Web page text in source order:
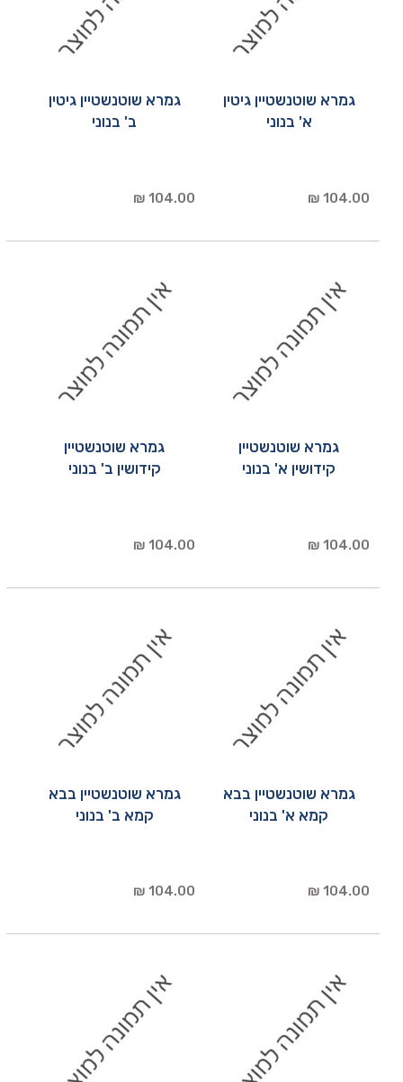
גמרא שוטנשטיין גיטין
א' בנוני
104.00 ₪
גמרא שוטנשטיין גיטין
ב' בנוני
104.00 ₪
גמרא שוטנשטיין
קידושין א' בנוני
104.00 ₪
גמרא שוטנשטיין
קידושין ב' בנוני
104.00 ₪
גמרא שוטנשטיין בבא
קמא א' בנוני
104.00 ₪
גמרא שוטנשטיין בבא
קמא ב' בנוני
104.00 ₪